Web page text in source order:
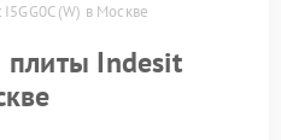
(W) в Москве
плиты Indesit